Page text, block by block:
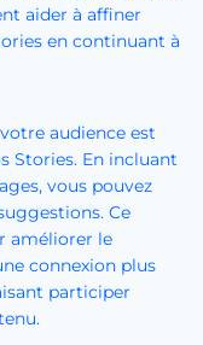
aider à affiner
en continuant à
audience est
Stories. En incluant
vous pouvez
Ce
améliorer le
connexion plus
participer